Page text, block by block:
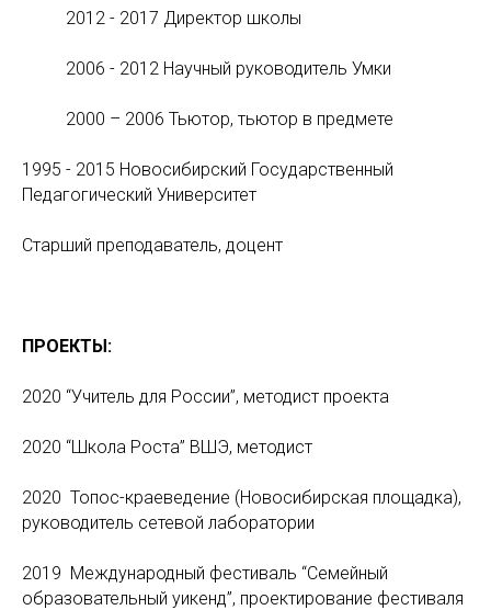
2012 - 2017 Директор школы
2006 - 2012 Научный руководитель Умки
2000 – 2006 Тьютор, тьютор в предмете
1995 - 2015 Новосибирский Государственный
Педагогический Университет
Старший преподаватель, доцент
ПРОЕКТЫ:
2020 “Учитель для России”, методист проекта
2020 “Школа Роста” ВШЭ, методист
2020 Топос-краеведение (Новосибирская площадка),
руководитель сетевой лаборатории
2019 Международный фестиваль “Семейный
образовательный уикенд”, проектирование фестиваля